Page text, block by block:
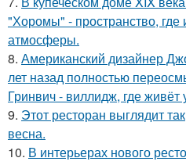
"Хоромы" - пространство, где
атмосферы.
8. Американский дизайнер
лет назад полностью
Гринвич - виллидж, где живёт
9. Этот ресторан выглядит
весна.
10. В интерьерах нового